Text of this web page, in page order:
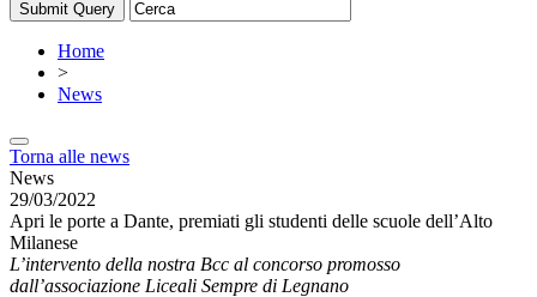
Home
>
News
Torna alle news
News
29/03/2022
Apri le porte a Dante, premiati gli studenti delle scuole dell’Alto
Milanese
L’intervento della nostra Bcc al concorso promosso
dall’associazione Liceali Sempre di Legnano